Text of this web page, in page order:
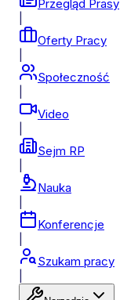
Przegląd Prasy
Oferty Pracy
Społeczność
Video
Sejm RP
Nauka
Konferencje
Szukam pracy